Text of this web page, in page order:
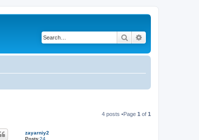
Search
4 posts •Page 1 of 1
zayarniy2
Posts:24